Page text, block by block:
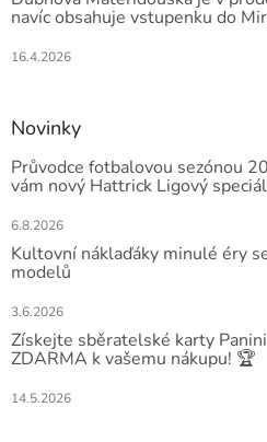
navíc obsahuje vstupenku do
16.4.2026
Novinky
Průvodce fotbalovou sezónou
vám nový Hattrick Ligový
6.8.2026
Kultovní náklaďáky minulé éry
modelů
3.6.2026
Získejte sběratelské karty
ZDARMA k vašemu nákupu! 🏆
14.5.2026